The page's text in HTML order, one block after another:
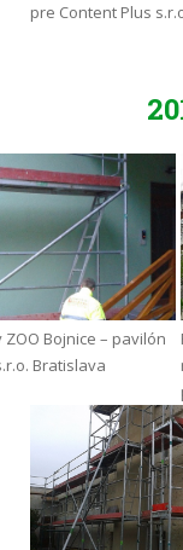
pre Content Plus
Bojnice – pavilón
Bratislava